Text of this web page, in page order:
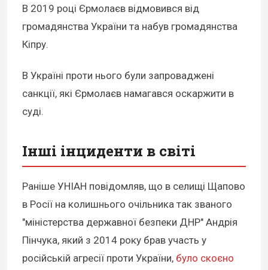
В 2019 році Єрмолаєв відмовився від
громадянства України та набув громадянства
Кіпру.
В Україні проти нього були запроваджені
санкції, які Єрмолаєв намагався оскаржити в
суді.
Інші інциденти в світі
Раніше УНІАН повідомляв, що в селищі Щапово
в Росії на колишнього очільника так званого
"міністерства державної безпеки ДНР" Андрія
Пінчука, який з 2014 року брав участь у
російській агресії проти України, було скоєно